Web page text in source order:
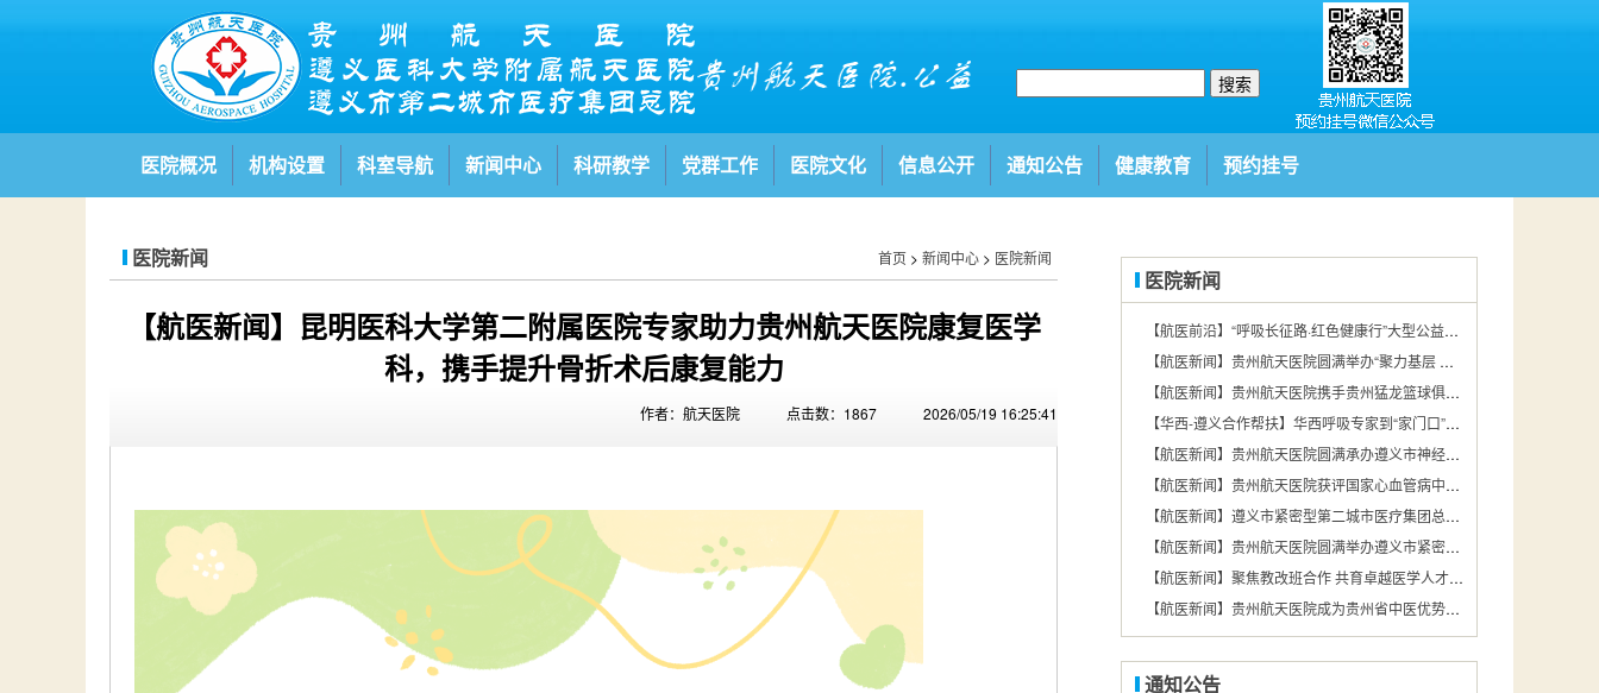
搜索
医院概况 机构设置 科室导航 新闻中心 科研教学 党群工作 医院文化 信息公开 通知公告 健康教育 预约挂号
首页 > 新闻中心 > 医院新闻
医院新闻
【航医新闻】昆明医科大学第二附属医院专家助力贵州航天医院康复医学
科，携手提升骨折术后康复能力
作者：航天医院 点击数：1867 2026/05/19 16:25:41
医院新闻
【航医前沿】“呼吸长征路·红色健康行”大型公益项目遵义站在贵州航天医院圆满举行
【航医新闻】贵州航天医院圆满举办“聚力基层 赋能发展——2026年贵州基层医疗机构消毒供应学术交流会第四期”
【航医新闻】贵州航天医院携手贵州猛龙篮球俱乐部探索“体医融合”新路径
【华西-遵义合作帮扶】华西呼吸专家到“家门口”看病！大家直呼“太方便了”
【航医新闻】贵州航天医院圆满承办遵义市神经疾病规范化诊治暨远程脑电图培训会
【航医新闻】贵州航天医院获评国家心血管病中心肺动脉高压专科联盟培育中心
【航医新闻】遵义市紧密型第二城市医疗集团总院举办院感防控能力提升专项培训班
【航医新闻】贵州航天医院圆满举办遵义市紧密型第二城市医疗集团基层急救技术培训会
【航医新闻】聚焦教改班合作 共育卓越医学人才——遵义医药高等专科学校携手贵州航天医院，打造医教协同育人新模式
【航医新闻】贵州航天医院成为贵州省中医优势专科（中医护理）联盟成员单位
通知公告